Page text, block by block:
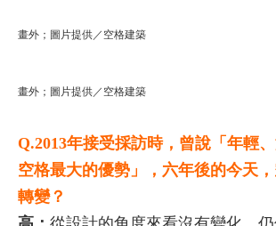
畫外；圖片提供／空格建築
畫外；圖片提供／空格建築
Q.2013年接受採訪時，曾說「年輕
空格最大的優勢」，六年後的今天
轉變？